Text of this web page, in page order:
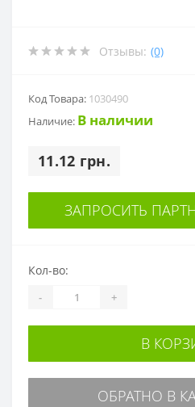
Отзывы: (0)
Код Товара: 1030490
Наличие: В наличии
11.12 грн.
ЗАПРОСИТЬ
Кол-во:
- +
В
ОБРАТНО В